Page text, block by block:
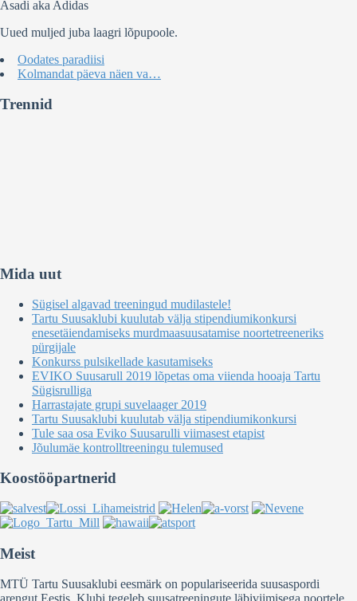
Asadi aka Adidas
Uued muljed juba laagri lõpupoole.
Oodates paradiisi
Kolmandat päeva näen va…
Trennid
Mida uut
Sügisel algavad treeningud mudilastele!
Tartu Suusaklubi kuulutab välja stipendiumikonkursi
enesetäiendamiseks murdmaasuusatamise noortetreeneriks
pürgijale
Konkurss pulsikellade kasutamiseks
EVIKO Suusarull 2019 lõpetas oma viienda hooaja Tartu
Sügisrulliga
Harrastajate grupi suvelaager 2019
Tartu Suusaklubi kuulutab välja stipendiumikonkursi
Tule saa osa Eviko Suusarulli viimasest etapist
Jõulumäe kontrolltreeningu tulemused
Koostööpartnerid
Meist
MTÜ Tartu Suusaklubi eesmärk on populariseerida suusaspordi
arengut Eestis. Klubi tegeleb suusatreeningute läbiviimisega noortele